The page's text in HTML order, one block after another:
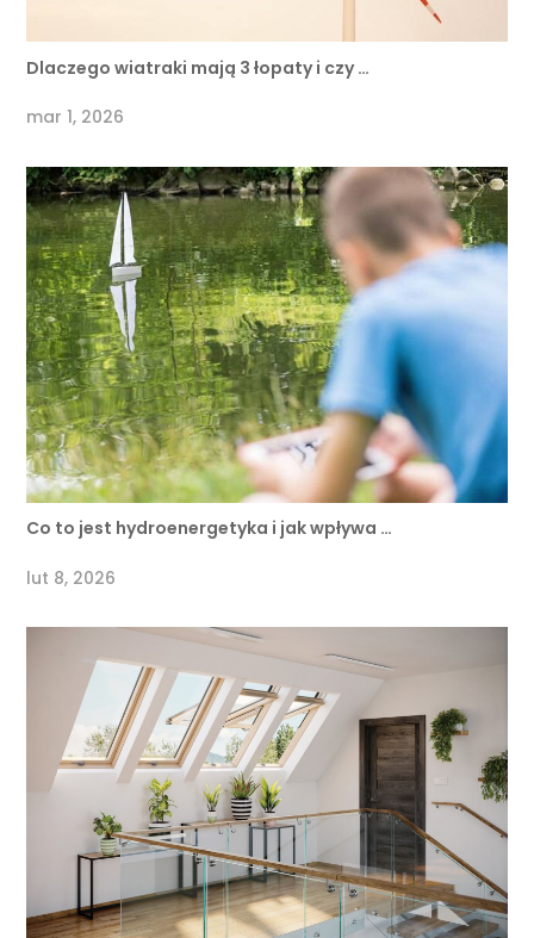
Dlaczego wiatraki mają 3 łopaty i czy …
mar 1, 2026
Co to jest hydroenergetyka i jak wpływa …
lut 8, 2026